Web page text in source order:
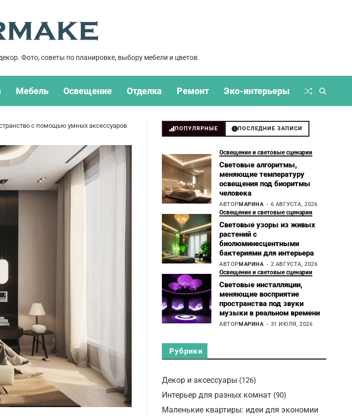
Фото, советы по планировке, выбору мебели и цветов.
Мебель Освещение Отделка Ремонт Эко-интерьеры
с помощью умных аксессуаров ПОПУЛЯРНЫЕ ПОСЛЕДНИЕ ЗАПИСИ
Освещение и световые сценарии
Световые алгоритмы,
меняющие температуру
освещения под биоритмы
человека
АВТОРМАРИНА 6 АВГУСТА, 2026
Освещение и световые сценарии
Световые узоры из живых
растений с
биолюминесцентными
бактериями для интерьера
АВТОРМАРИНА 2 АВГУСТА, 2026
Освещение и световые сценарии
Световые инсталляции,
меняющие восприятие
пространства под звуки
музыки в реальном времени
АВТОРМАРИНА 31 ИЮЛЯ, 2026
Рубрики
Декор и аксессуары (126)
Интерьер для разных комнат (90)
Маленькие квартиры: идеи для экономии